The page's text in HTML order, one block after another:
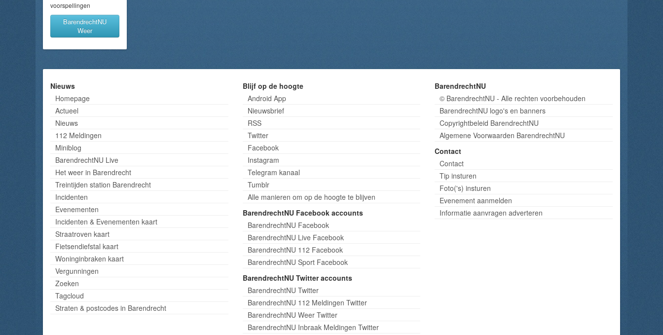
voorspellingen
BarendrechtNU
Weer
Nieuws
Homepage
Actueel
Nieuws
112 Meldingen
Miniblog
BarendrechtNU Live
Het weer in Barendrecht
Treintijden station Barendrecht
Incidenten
Evenementen
Incidenten & Evenementen kaart
Straatroven kaart
Fietsendiefstal kaart
Woninginbraken kaart
Vergunningen
Zoeken
Tagcloud
Straten & postcodes in Barendrecht
Blijf op de hoogte
Android App
Nieuwsbrief
RSS
Twitter
Facebook
Instagram
Telegram kanaal
Tumblr
Alle manieren om op de hoogte te blijven
BarendrechtNU Facebook accounts
BarendrechtNU Facebook
BarendrechtNU Live Facebook
BarendrechtNU 112 Facebook
BarendrechtNU Sport Facebook
BarendrechtNU Twitter accounts
BarendrechtNU Twitter
BarendrechtNU 112 Meldingen Twitter
BarendrechtNU Weer Twitter
BarendrechtNU Inbraak Meldingen Twitter
BarendrechtNU
© BarendrechtNU - Alle rechten voorbehouden
BarendrechtNU logo's en banners
Copyrightbeleid BarendrechtNU
Algemene Voorwaarden BarendrechtNU
Contact
Contact
Tip insturen
Foto('s) insturen
Evenement aanmelden
Informatie aanvragen adverteren